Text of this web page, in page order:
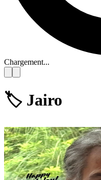
Chargement...
🏷️ Jairo